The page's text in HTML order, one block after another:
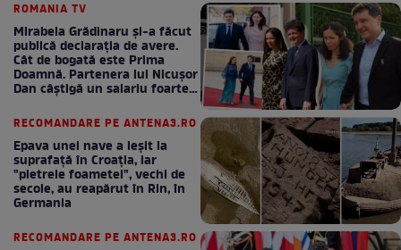
ROMANIA TV
Mirabela Grădinaru și-a făcut
publică declarația de avere.
Cât de bogată este Prima
Doamnă. Partenera lui Nicușor
Dan câștigă un salariu foarte
RECOMANDARE PE ANTENA3.RO
Epava unei nave a ieșit la
suprafață în Croația, iar
"pietrele foametei", vechi de
secole, au reapărut în Rin, în
Germania
RECOMANDARE PE ANTENA3.RO